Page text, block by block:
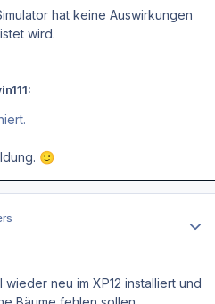
hat keine Auswirkungen
wird.
🙂
neu im XP12 installiert und